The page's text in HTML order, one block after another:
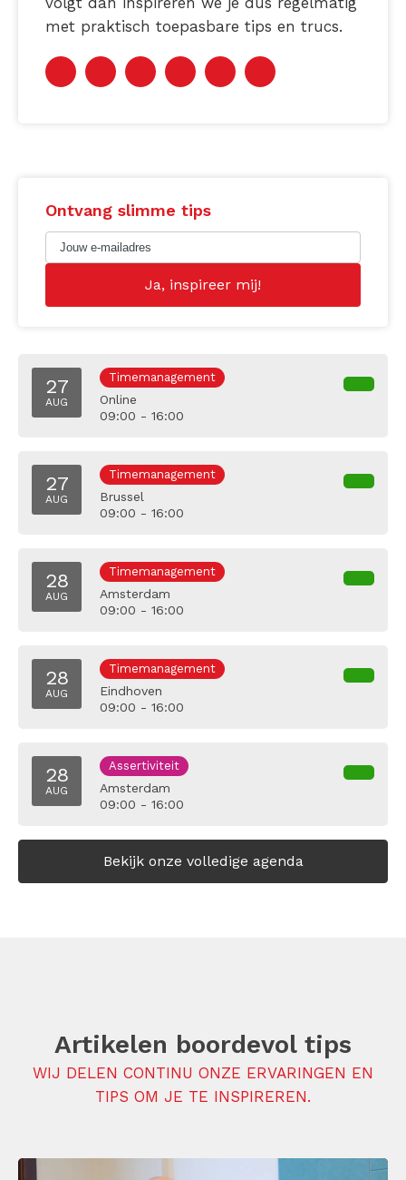
met praktisch toepasbare tips en trucs.
Ontvang slimme tips
27
AUG
Timemanagement
Online
09:00 - 16:00
27
AUG
Timemanagement
Brussel
09:00 - 16:00
28
AUG
Timemanagement
Amsterdam
09:00 - 16:00
28
AUG
Timemanagement
Eindhoven
09:00 - 16:00
28
AUG
Assertiviteit
Amsterdam
09:00 - 16:00
Bekijk onze volledige agenda
Artikelen boordevol tips
WIJ DELEN CONTINU ONZE ERVARINGEN EN
TIPS OM JE TE INSPIREREN.